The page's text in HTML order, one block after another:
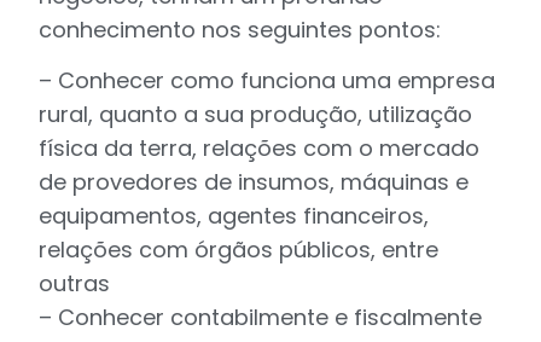
conhecimento nos seguintes pontos:
– Conhecer como funciona uma empresa
rural, quanto a sua produção, utilização
física da terra, relações com o mercado
de provedores de insumos, máquinas e
equipamentos, agentes financeiros,
relações com órgãos públicos, entre
outras
– Conhecer contabilmente e fiscalmente